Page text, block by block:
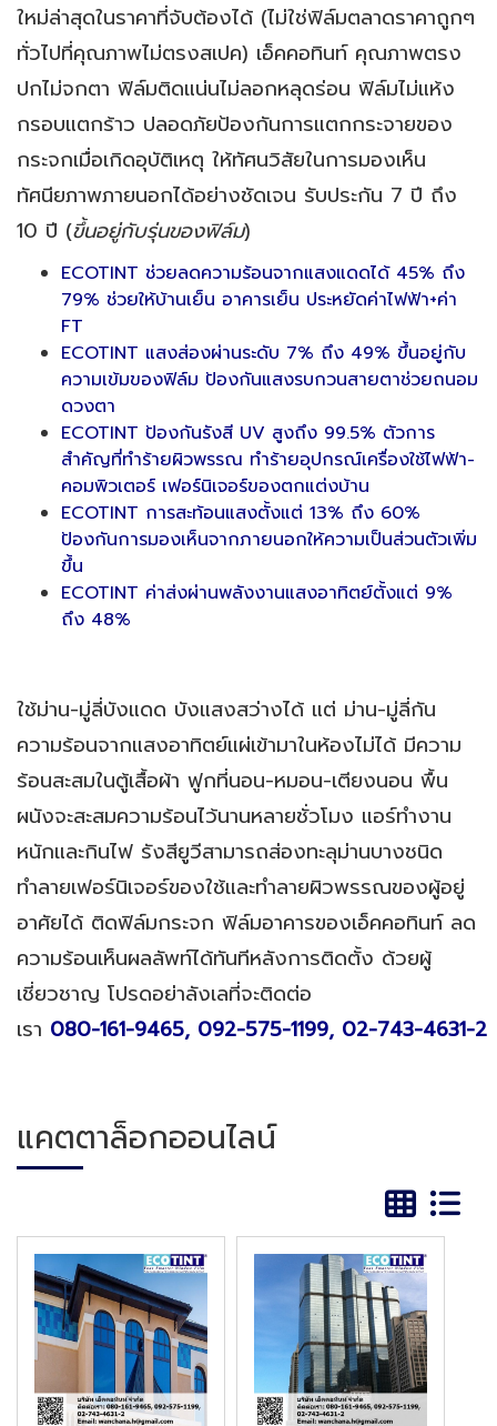
ใหม่ล่าสุดในราคาที่จับต้องได้ (ไม่ใช่ฟิล์มตลาดราคาถูกๆ
ทั่วไปที่คุณภาพไม่ตรงสเปค) เอ็คคอทินท์ คุณภาพตรง
ปกไม่จกตา ฟิล์มติดแน่นไม่ลอกหลุดร่อน ฟิล์มไม่แห้ง
กรอบแตกร้าว ปลอดภัยป้องกันการแตกกระจายของ
กระจกเมื่อเกิดอุบัติเหตุ ให้ทัศนวิสัยในการมองเห็น
ทัศนียภาพภายนอกได้อย่างชัดเจน รับประกัน 7 ปี ถึง
10 ปี (ขึ้นอยู่กับรุ่นของฟิล์ม)
ECOTINT ช่วยลดความร้อนจากแสงแดดได้ 45% ถึง
79% ช่วยให้บ้านเย็น อาคารเย็น ประหยัดค่าไฟฟ้า+ค่า
FT
ECOTINT แสงส่องผ่านระดับ 7% ถึง 49% ขึ้นอยู่กับ
ความเข้มของฟิล์ม ป้องกันแสงรบกวนสายตาช่วยถนอม
ดวงตา
ECOTINT ป้องกันรังสี UV สูงถึง 99.5% ตัวการ
สำคัญที่ทำร้ายผิวพรรณ ทำร้ายอุปกรณ์เครื่องใช้ไฟฟ้า-
คอมพิวเตอร์ เฟอร์นิเจอร์ของตกแต่งบ้าน
ECOTINT การสะท้อนแสงตั้งแต่ 13% ถึง 60%
ป้องกันการมองเห็นจากภายนอกให้ความเป็นส่วนตัวเพิ่ม
ขึ้น
ECOTINT ค่าส่งผ่านพลังงานแสงอาทิตย์ตั้งแต่ 9%
ถึง 48%
ใช้ม่าน-มู่ลี่บังแดด บังแสงสว่างได้ แต่ ม่าน-มู่ลี่กัน
ความร้อนจากแสงอาทิตย์แผ่เข้ามาในห้องไม่ได้ มีความ
ร้อนสะสมในตู้เสื้อผ้า ฟูกที่นอน-หมอน-เตียงนอน พื้น
ผนังจะสะสมความร้อนไว้นานหลายชั่วโมง แอร์ทำงาน
หนักและกินไฟ รังสียูวีสามารถส่องทะลุม่านบางชนิด
ทำลายเฟอร์นิเจอร์ของใช้และทำลายผิวพรรณของผู้อยู่
อาศัยได้ ติดฟิล์มกระจก ฟิล์มอาคารของเอ็คคอทินท์ ลด
ความร้อนเห็นผลลัพท์ได้ทันทีหลังการติดตั้ง ด้วยผู้
เชี่ยวชาญ โปรดอย่าลังเลที่จะติดต่อ
เรา 080-161-9465, 092-575-1199, 02-743-4631-2
แคตตาล็อกออนไลน์